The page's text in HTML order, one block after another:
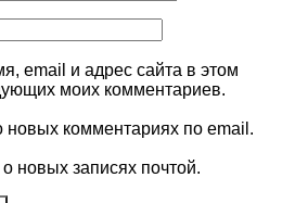
email и адрес сайта в этом
моих комментариев.
новых комментариях по email.
новых записях почтой.